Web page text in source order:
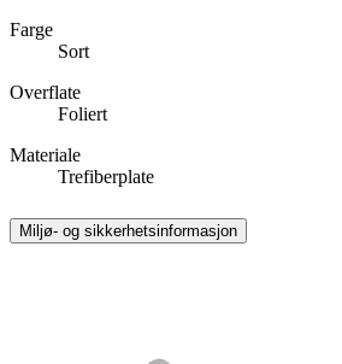
Farge
Sort
Overflate
Foliert
Materiale
Trefiberplate
Miljø- og sikkerhetsinformasjon